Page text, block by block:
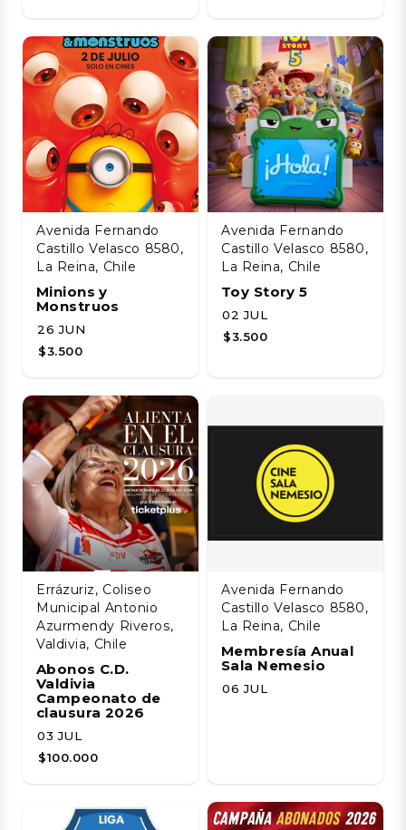
Avenida Fernando
Castillo Velasco 8580,
La Reina, Chile
Minions y
Monstruos
26 JUN
$3.500
Avenida Fernando
Castillo Velasco 8580,
La Reina, Chile
Toy Story 5
02 JUL
$3.500
Errázuriz, Coliseo
Municipal Antonio
Azurmendy Riveros,
Valdivia, Chile
Abonos C.D.
Valdivia
Campeonato de
clausura 2026
03 JUL
$100.000
Avenida Fernando
Castillo Velasco 8580,
La Reina, Chile
Membresía Anual
Sala Nemesio
06 JUL